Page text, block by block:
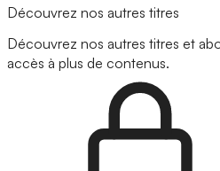
Découvrez nos autres titres
Découvrez nos autres titres et
accès à plus de contenus.